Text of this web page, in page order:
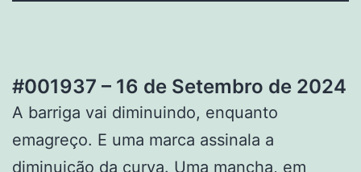
#001937 – 16 de Setembro de 2024
A barriga vai diminuindo, enquanto
emagreço. E uma marca assinala a
diminuição da curva. Uma mancha, em